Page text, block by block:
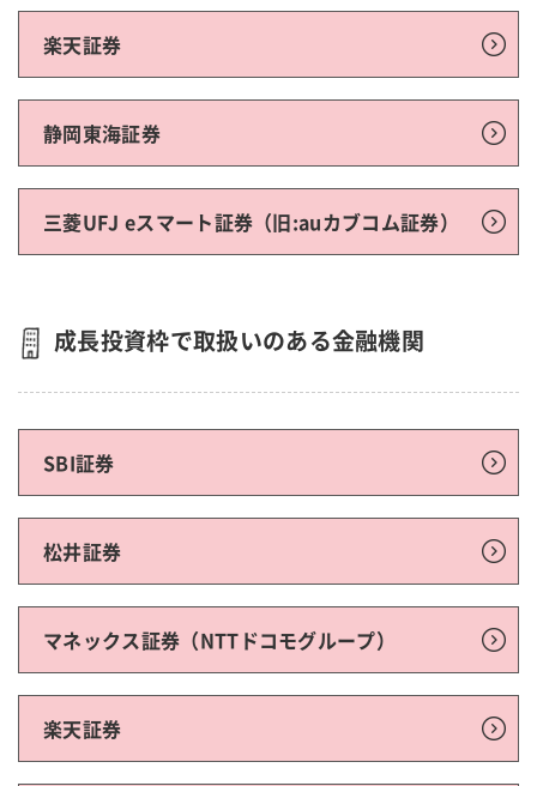
楽天証券
静岡東海証券
三菱UFJ eスマート証券（旧:auカブコム証券）
成長投資枠で取扱いのある金融機関
SBI証券
松井証券
マネックス証券（NTTドコモグループ）
楽天証券